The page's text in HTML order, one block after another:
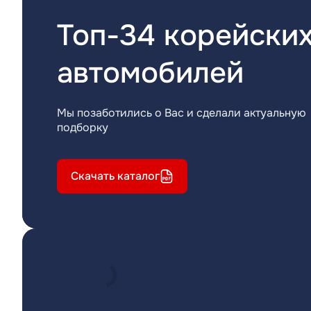
Топ-34
автомобилей
Мы позаботились о Вас и сделали актуальную
подборку
Скачать каталог